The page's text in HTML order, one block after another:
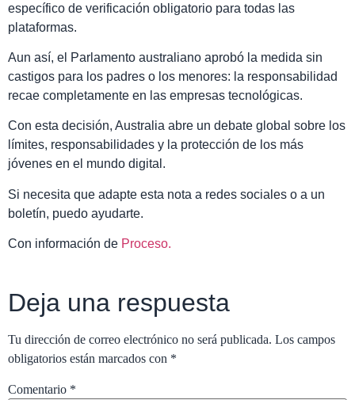
específico de verificación obligatorio para todas las
plataformas.
Aun así, el Parlamento australiano aprobó la medida sin
castigos para los padres o los menores: la responsabilidad
recae completamente en las empresas tecnológicas.
Con esta decisión, Australia abre un debate global sobre los
límites, responsabilidades y la protección de los más
jóvenes en el mundo digital.
Si necesita que adapte esta nota a redes sociales o a un
boletín, puedo ayudarte.
Con información de Proceso.
Deja una respuesta
Tu dirección de correo electrónico no será publicada. Los campos
obligatorios están marcados con *
Comentario *